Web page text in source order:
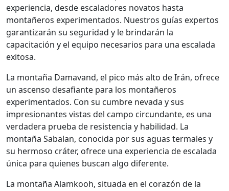
experiencia, desde escaladores novatos hasta
montañeros experimentados. Nuestros guías expertos
garantizarán su seguridad y le brindarán la
capacitación y el equipo necesarios para una escalada
exitosa.
La montaña Damavand, el pico más alto de Irán, ofrece
un ascenso desafiante para los montañeros
experimentados. Con su cumbre nevada y sus
impresionantes vistas del campo circundante, es una
verdadera prueba de resistencia y habilidad. La
montaña Sabalan, conocida por sus aguas termales y
su hermoso cráter, ofrece una experiencia de escalada
única para quienes buscan algo diferente.
La montaña Alamkooh, situada en el corazón de la